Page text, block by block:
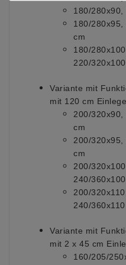
180/280x90,
180/
cm
180/
220/
Variante mit
mit 120 cm
200/
cm
200/
cm
200/
240/
200/
240/
Variante mit
mit 2 x 45 cm
160/205/